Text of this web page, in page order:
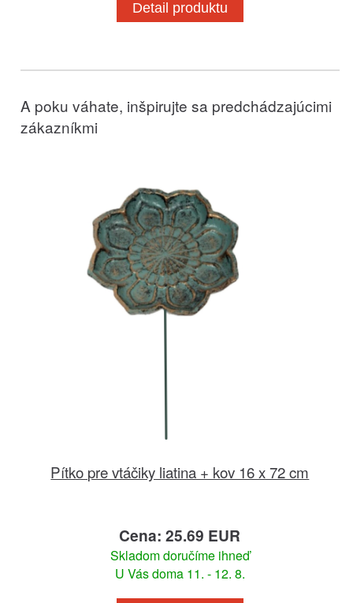
Detail produktu
A poku váhate, inšpirujte sa predchádzajúcimi
zákazníkmi
Pítko pre vtáčiky liatina + kov 16 x 72 cm
Cena: 25.69 EUR
Skladom doručíme ihneď
U Vás doma 11. - 12. 8.